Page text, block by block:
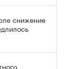
снижение